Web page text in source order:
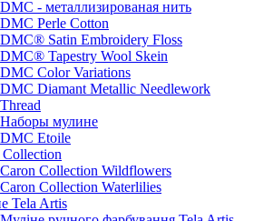
DMC - металлизированая нить
DMC Perle Cotton
DMC® Satin Embroidery Floss
DMC® Tapestry Wool Skein
DMC Color Variations
DMC Diamant Metallic Needlework
Thread
Наборы мулине
DMC Etoile
Caron Collection Wildflowers
Caron Collection Waterlilies
Tela Artis